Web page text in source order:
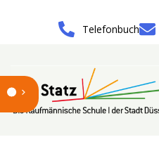
Telefonbuch